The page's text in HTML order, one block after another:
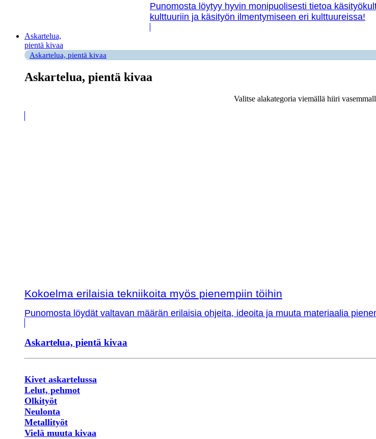
Punomosta löytyy hyvin monipuolisesti tietoa
kulttuuriin ja käsityön ilmentymiseen eri kulttuureissa!
Askartelua,
pientä kivaa
Askartelua, pientä kivaa
Askartelua, pientä kivaa
Valitse alakategoria viemällä hiiri
Kokoelma erilaisia tekniikoita myös pienempiin töihin
Punomosta löydät valtavan määrän erilaisia ohjeita, ideoita ja muuta materiaalia
Askartelua, pientä kivaa
Kivet askartelussa
Lelut, pehmot
Olkityöt
Neulonta
Metallityöt
Vielä muuta kivaa